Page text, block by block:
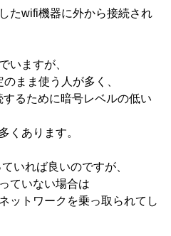
たwifi機器に外から接続され
いますが、
まま使う人が多く、
るために暗号レベルの低い
くあります。
いれば良いのですが、
ていない場合は
ットワークを乗っ取られてし